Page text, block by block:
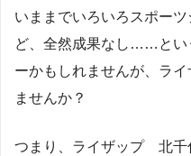
いままでいろいろスポー
ど、全然成果なし……とい
ーかもしれませんが、ラ
ませんか？
つまり、ライザップ 北千